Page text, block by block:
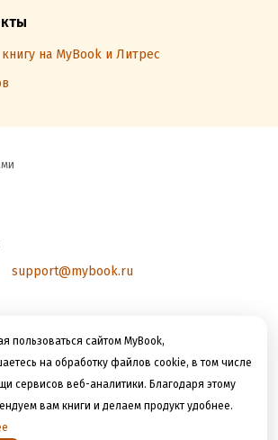
пользоваться сайтом MyBook,
на обработку файлов cookie, в том числе
сервисов веб-аналитики. Благодаря этому
вам книги и делаем продукт удобнее.
на MyBook и Литрес
support@mybook.ru